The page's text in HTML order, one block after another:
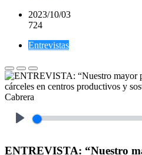
2023/10/03
724
Entrevistas
ENTREVISTA: “Nuestro